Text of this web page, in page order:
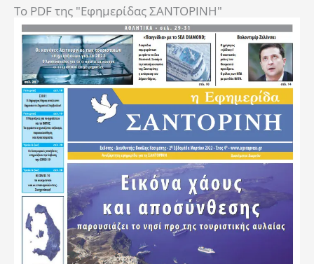
To PDF της "Εφημερίδας ΣΑΝΤΟΡΙΝΗ"